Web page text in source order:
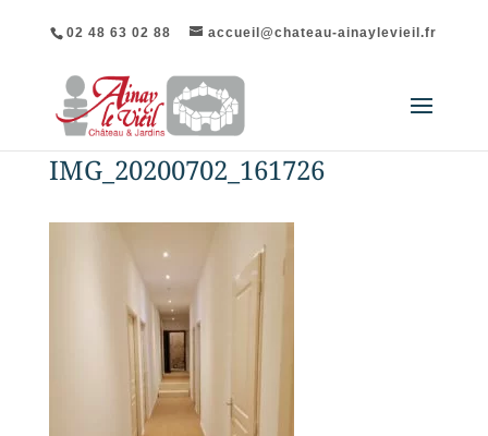
02 48 63 02 88 accueil@chateau-ainaylevieil.fr
IMG_20200702_161726